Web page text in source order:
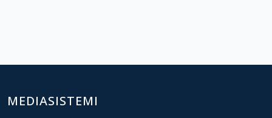
MEDIASISTEMI